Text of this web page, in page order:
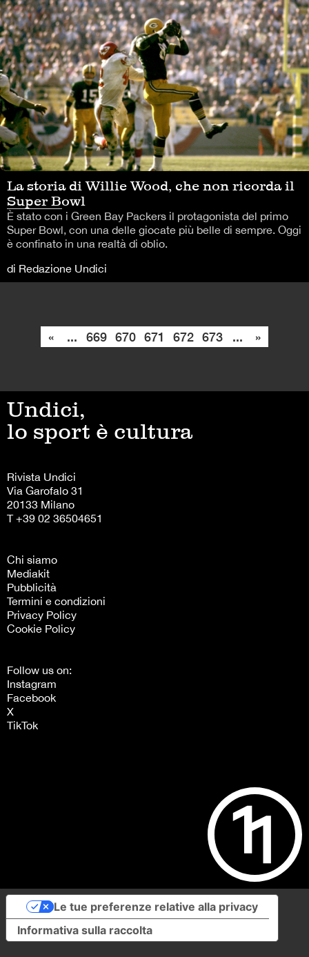
La storia di Willie Wood, che non ricorda il
Super Bowl
È stato con i Green Bay Packers il protagonista del primo
Super Bowl, con una delle giocate più belle di sempre. Oggi
è confinato in una realtà di oblio.
di Redazione Undici
« ... 669 670 671 672 673 ... »
Undici,
lo sport è cultura
Rivista Undici
Via Garofalo 31
20133 Milano
T +39 02 36504651
Chi siamo
Mediakit
Pubblicità
Termini e condizioni
Privacy Policy
Cookie Policy
Follow us on:
Instagram
Facebook
X
TikTok
Informativa sulla raccolta
Le tue preferenze relative alla privacy